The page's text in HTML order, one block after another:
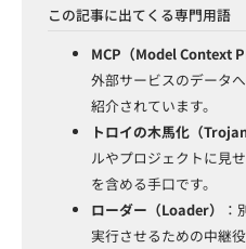
この記事に出てくる専門用語
MCP（Model Context
外部サービスのデータ
紹介されています。
トロイの木馬化（
ルやプロジェクトに見
を含める手口です。
ローダー（Loader）
：
実行させるための中継